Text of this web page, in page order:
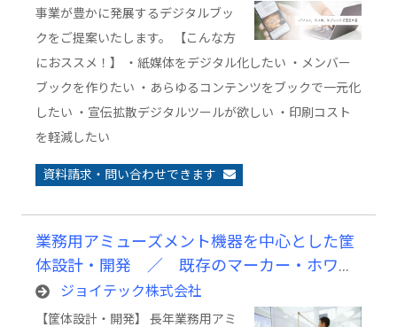
事業が豊かに発展するデジタルブッ
クをご提案いたします。 【こんな方
におススメ！】 ・紙媒体をデジタル化したい ・メンバー
ブックを作りたい ・あらゆるコンテンツをブックで一元化
したい ・宣伝拡散デジタルツールが欲しい ・印刷コスト
を軽減したい
資料請求・問い合わせできます
業務用アミューズメント機器を中心とした筐
体設計・開発 ／ 既存のマーカー・ホワイ
トボードをそのまま使用できる電子黒板「白
板家」
ジョイテック株式会社
【筐体設計・開発】 長年業務用アミ